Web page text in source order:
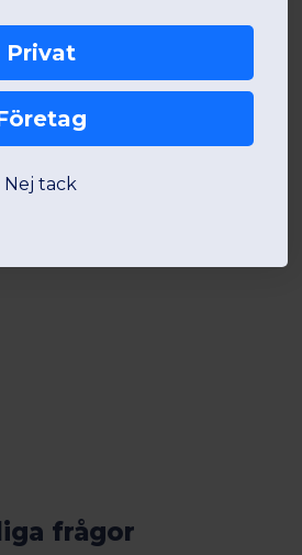
frågor
Privat
Nej tack